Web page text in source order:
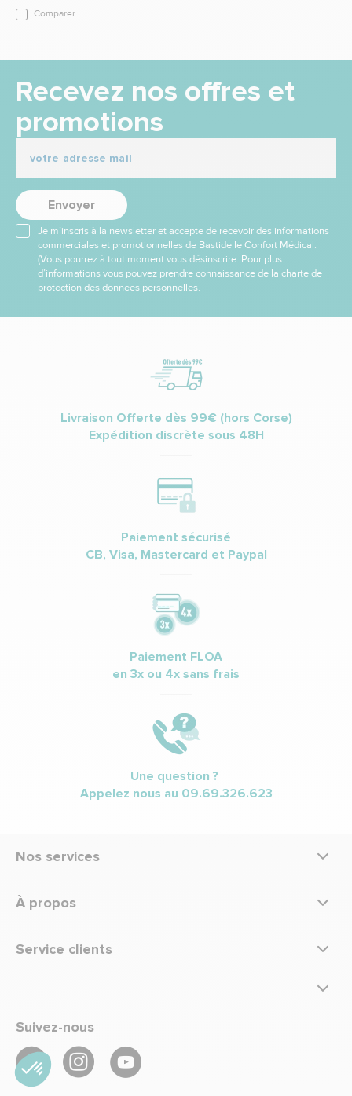
Comparer
Recevez nos offres et
promotions
Envoyer
Je m’inscris à la newsletter et accepte de recevoir des informations
commerciales et promotionnelles de Bastide le Confort Médical.
(Vous pourrez à tout moment vous désinscrire. Pour plus
d’informations vous pouvez prendre connaissance de la charte de
protection des données personnelles.
Livraison Offerte dès 99€ (hors Corse)
Expédition discrète sous 48H
Paiement sécurisé
CB, Visa, Mastercard et Paypal
Paiement FLOA
en 3x ou 4x sans frais
Une question ?
Appelez nous au 09.69.326.623
Nos services
À propos
Service clients
Suivez-nous